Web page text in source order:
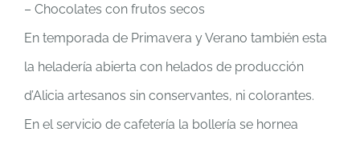
– Chocolates con frutos secos
En temporada de Primavera y Verano también esta
la heladería abierta con helados de producción
d’Alicia artesanos sin conservantes, ni colorantes.
En el servicio de cafetería la bollería se hornea